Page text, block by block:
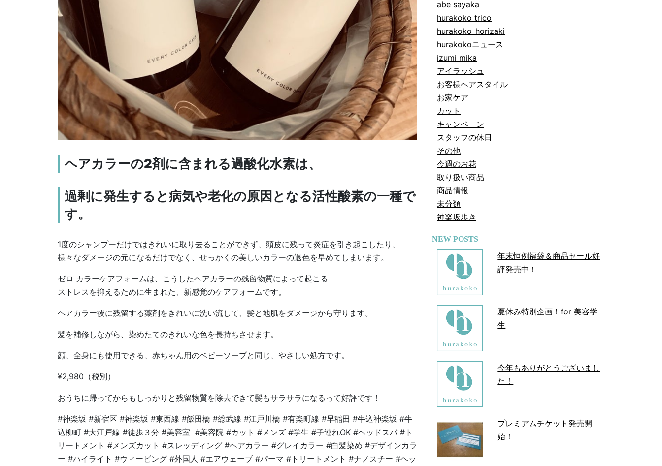
ヘアカラーの2剤に含まれる過酸化水素は、
過剰に発生すると病気や老化の原因となる活性酸素の一種で
す。
1度のシャンプーだけではきれいに取り去ることができず、​頭皮に残って炎症を引き起こしたり、
様々なダメージの元になるだけでなく、せっかくの美しいカラーの退色を早めてしまいます。
ゼロ カラーケアフォームは、こうしたヘアカラーの残留物質によって起こる
ストレスを抑えるために生まれた、新感覚のケアフォームです。
ヘアカラー後に残留する薬剤をきれいに洗い流して、髪と地肌をダメージから守ります。
髪を補修しながら、染めたてのきれいな色を長持ちさせます。
顔、全身にも使用できる、赤ちゃん用のベビーソープと同じ、やさしい処方です。
¥2,980（税別）
おうちに帰ってからもしっかりと残留物質を除去できて髪もサラサラになるって好評です！
#神楽坂 #新宿区 #神楽坂 #東西線 #飯田橋 #総武線 #江戸川橋 #有楽町線 #早稲田 #牛込神楽坂 #牛
込柳町 #大江戸線 #徒歩３分 #美容室 #美容院 #カット #メンズ #学生 #子連れOK #ヘッドスパ #ト
リートメント #メンズカット #スレッディング #ヘアカラー #グレイカラー #白髪染め #デザインカラ
ー #ハイライト #ウィービング #外国人 #エアウェーブ #パーマ #トリートメント #ナノスチー #ヘッ
abe sayaka
hurakoko trico
hurakoko_horizaki
hurakokoニュース
izumi mika
アイラッシュ
お客様ヘアスタイル
お家ケア
カット
キャンペーン
スタッフの休日
その他
今週のお花
取り扱い商品
商品情報
未分類
神楽坂歩き
NEW POSTS
年末恒例福袋＆商品セール好
評発売中！
夏休み特別企画！for 美容学
生
今年もありがとうございまし
た！
プレミアムチケット発売開
始！